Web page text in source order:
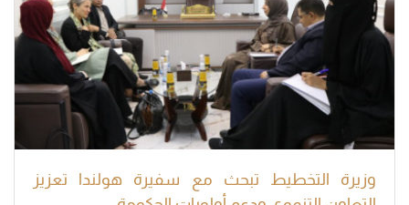
وزيرة التخطيط تبحث مع سفيرة هولندا تعزيز